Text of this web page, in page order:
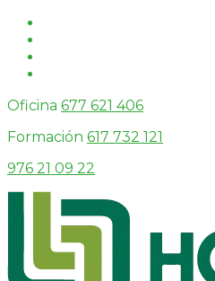
Oficina 677 621 406
Formación 617 732 121
976 21 09 22